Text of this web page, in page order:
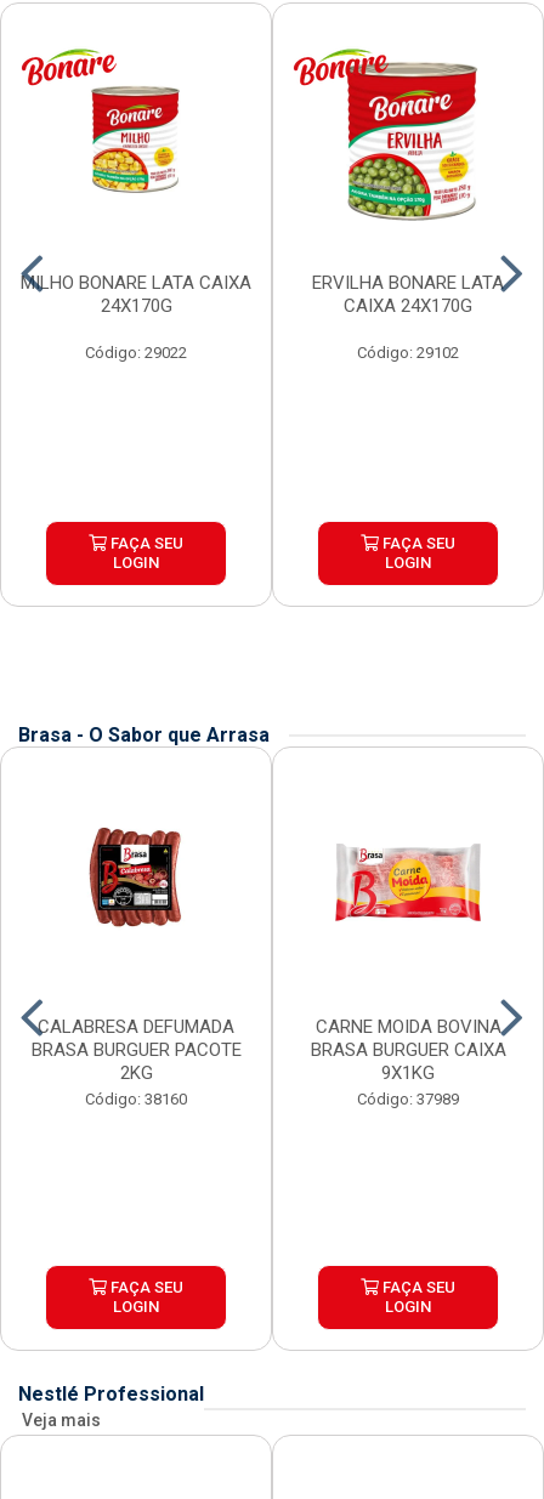
MILHO BONARE LATA CAIXA
24X170G
Código: 29022
FAÇA SEU
LOGIN
ERVILHA BONARE LATA
CAIXA 24X170G
Código: 29102
FAÇA SEU
LOGIN
Brasa - O Sabor que Arrasa
CALABRESA DEFUMADA
BRASA BURGUER PACOTE
2KG
Código: 38160
FAÇA SEU
LOGIN
CARNE MOIDA BOVINA
BRASA BURGUER CAIXA
9X1KG
Código: 37989
FAÇA SEU
LOGIN
Nestlé Professional
Veja mais